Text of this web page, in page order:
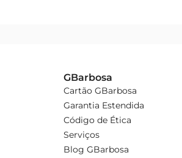
GBarbosa
Cartão GBarbosa
Garantia Estendida
Código de Ética
Serviços
Blog GBarbosa